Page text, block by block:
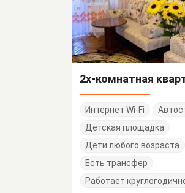
Интернет Wi-Fi
Детская площадка
Дети любого возраста
Есть трансфер
Работает